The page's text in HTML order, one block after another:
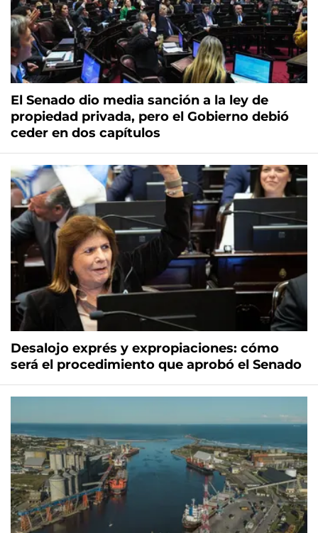
El Senado dio media sanción a la ley de
propiedad privada, pero el Gobierno debió
ceder en dos capítulos
Desalojo exprés y expropiaciones: cómo
será el procedimiento que aprobó el Senado